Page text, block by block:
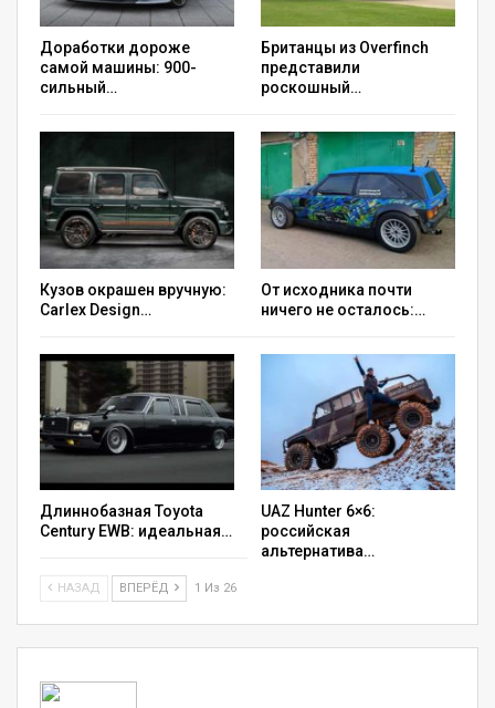
Доработки дороже
самой машины: 900-
сильный…
Британцы из Overfinch
представили
роскошный…
Кузов окрашен вручную:
Carlex Design…
От исходника почти
ничего не осталось:…
Длиннобазная Toyota
Century EWB: идеальная…
UAZ Hunter 6×6:
российская
альтернатива…
НАЗАД ВПЕРЁД 1 Из 26